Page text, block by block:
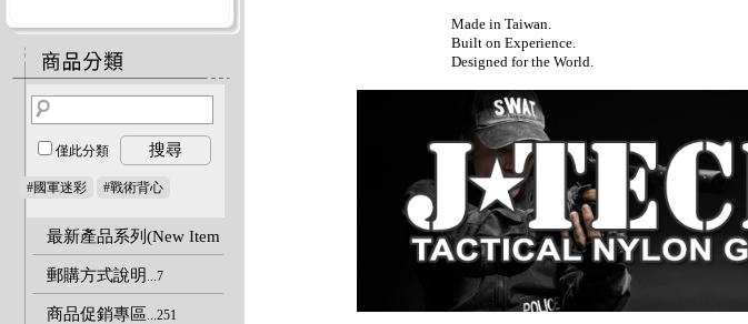
僅此分類 搜尋
#國軍迷彩 #戰術背心
最新產品系列(New Item
郵購方式說明 ...7
商品促銷專區...251
Made in Taiwan.
Built on Experience.
Designed for the World.